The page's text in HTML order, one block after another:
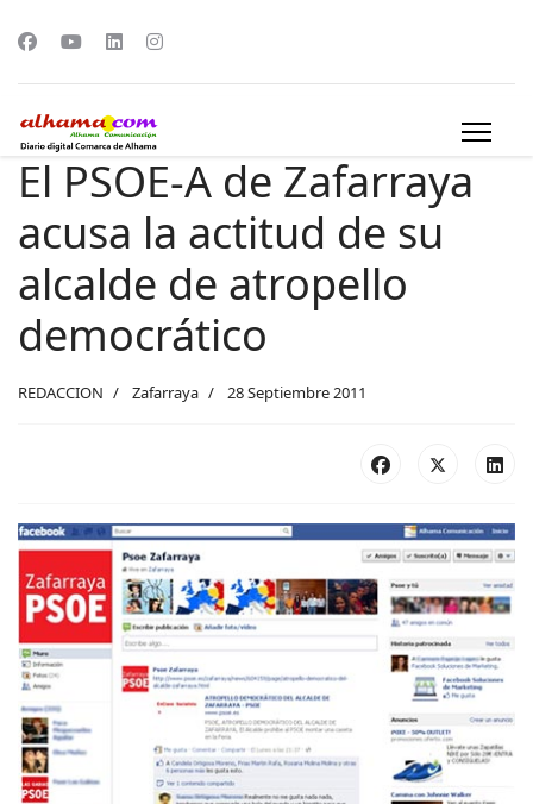
El PSOE-A de Zafarraya
acusa la actitud de su
alcalde de atropello
democrático
REDACCION Zafarraya 28 Septiembre 2011